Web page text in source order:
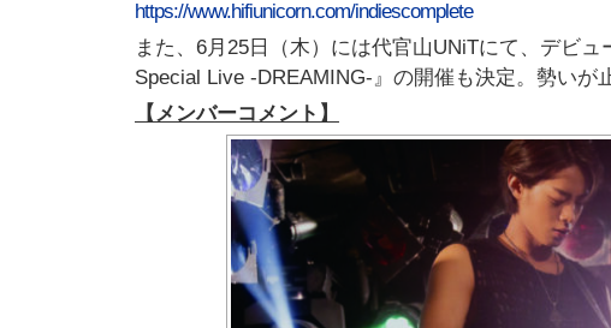
https://www.hifiunicorn.com/indiescomplete
また、6月25日（木）には代官山UNiTにて、デビ
Special Live -DREAMING-』の開催も決定。勢いが
【メンバーコメント】